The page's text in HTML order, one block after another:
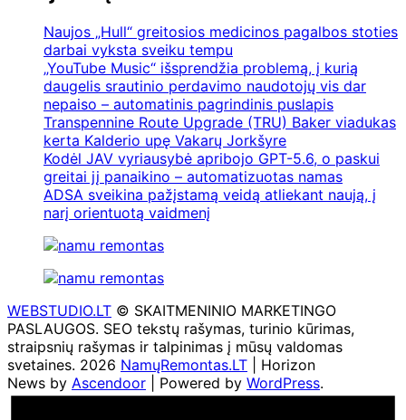
Naujos „Hull“ greitosios medicinos pagalbos stoties
darbai vyksta sveiku tempu
„YouTube Music“ išsprendžia problemą, į kurią
daugelis srautinio perdavimo naudotojų vis dar
nepaiso – automatinis pagrindinis puslapis
Transpennine Route Upgrade (TRU) Baker viadukas
kerta Kalderio upę Vakarų Jorkšyre
Kodėl JAV vyriausybė apribojo GPT-5.6, o paskui
greitai jį panaikino – automatizuotas namas
ADSA sveikina pažįstamą veidą atliekant naują, į
narį orientuotą vaidmenį
WEBSTUDIO.LT © SKAITMENINIO MARKETINGO
PASLAUGOS. SEO tekstų rašymas, turinio kūrimas,
straipsnių rašymas ir talpinimas į mūsų valdomas
svetaines. 2026 NamųRemontas.LT | Horizon
News by Ascendoor | Powered by WordPress.